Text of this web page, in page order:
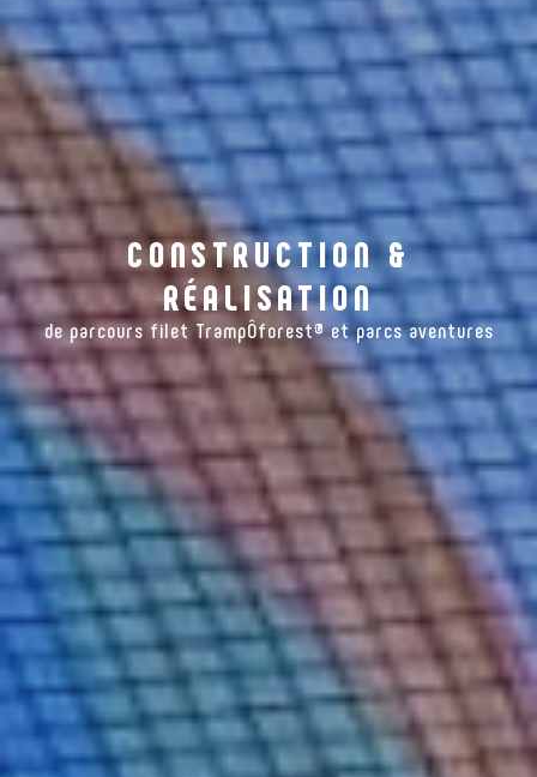
CONSTRUCTION &
RÉALISATION
de parcours filet TrampÔforest® et parcs aventures